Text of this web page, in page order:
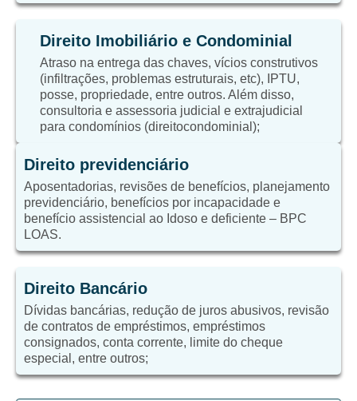
Direito Imobiliário e Condominial
Atraso na entrega das chaves, vícios construtivos
(infiltrações, problemas estruturais, etc), IPTU,
posse, propriedade, entre outros. Além disso,
consultoria e assessoria judicial e extrajudicial
para condomínios (direitocondominial);
Direito previdenciário
Aposentadorias, revisões de benefícios, planejamento
previdenciário, benefícios por incapacidade e
benefício assistencial ao Idoso e deficiente – BPC
LOAS.
Direito Bancário
Dívidas bancárias, redução de juros abusivos, revisão
de contratos de empréstimos, empréstimos
consignados, conta corrente, limite do cheque
especial, entre outros;